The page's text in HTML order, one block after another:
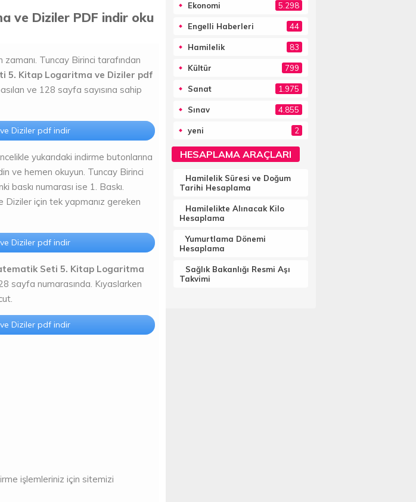
ve Diziler PDF indir oku
zamanı. Tuncay Birinci tarafından
5. Kitap Logaritma ve Diziler pdf
ve 128 sayfa sayısına sahip
Diziler pdf indir
yukarıdaki indirme butonlarına
ve hemen okuyun. Tuncay Birinci
baskı numarası ise 1. Baskı.
Diziler için tek yapmanız gereken
Diziler pdf indir
Seti 5. Kitap Logaritma
sayfa numarasında. Kıyaslarken
Diziler pdf indir
işlemleriniz için sitemizi
Ekonomi 5.298
Engelli Haberleri 44
Hamilelik 83
Kültür 799
Sanat 1.975
Sınav 4.855
yeni 2
HESAPLAMA ARAÇLARI
Hamilelik Süresi ve Doğum
Tarihi Hesaplama
Hamilelikte Alınacak Kilo
Hesaplama
Yumurtlama Dönemi
Hesaplama
Sağlık Bakanlığı Resmi Aşı
Takvimi